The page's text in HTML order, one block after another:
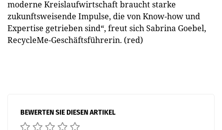
moderne Kreislaufwirtschaft braucht starke
zukunftsweisende Impulse, die von Know-how und
Expertise getrieben sind“, freut sich Sabrina Goebel,
RecycleMe-Geschäftsführerin. (red)
BEWERTEN SIE DIESEN ARTIKEL